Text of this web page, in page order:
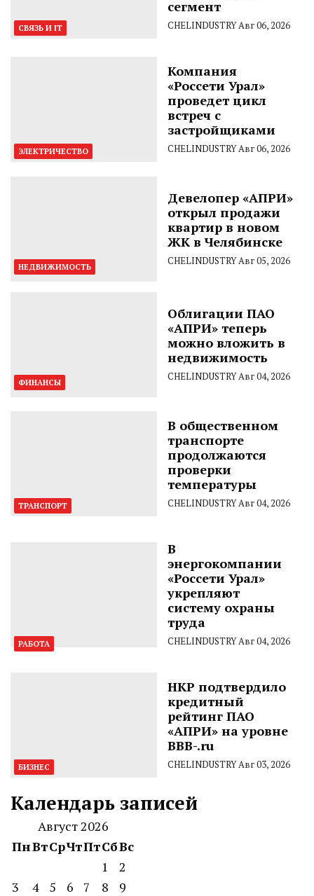
СВЯЗЬ И IT
сегмент
CHELINDUSTRYАвг 06, 2026
ЭЛЕКТРИЧЕСТВО
Компания
«Россети Урал»
проведет цикл
встреч с
застройщиками
CHELINDUSTRYАвг 06, 2026
НЕДВИЖИМОСТЬ
Девелопер «АПРИ»
открыл продажи
квартир в новом
ЖК в Челябинске
CHELINDUSTRYАвг 05, 2026
ФИНАНСЫ
Облигации ПАО
«АПРИ» теперь
можно вложить в
недвижимость
CHELINDUSTRYАвг 04, 2026
ТРАНСПОРТ
В общественном
транспорте
продолжаются
проверки
температуры
CHELINDUSTRYАвг 04, 2026
РАБОТА
В
энергокомпании
«Россети Урал»
укрепляют
систему охраны
труда
CHELINDUSTRYАвг 04, 2026
БИЗНЕС
НКР подтвердило
кредитный
рейтинг ПАО
«АПРИ» на уровне
BBB-.ru
CHELINDUSTRYАвг 03, 2026
Календарь записей
Август 2026
ПнВтСрЧтПтСбВс
1
2
3
4 5 6 7 8
9